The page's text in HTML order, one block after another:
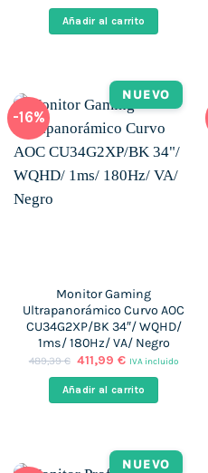
original
era:
actual
es:
Añadir al carrito
-16%
NUEVO
Monitor Gaming
Ultrapanorámico Curvo AOC
CU34G2XP/BK 34″/ WQHD/
1ms/ 180Hz/ VA/ Negro
489,39€ El
original
era:
411,99€El
actual
es:
IVA incluido
Añadir al carrito
NUEVO